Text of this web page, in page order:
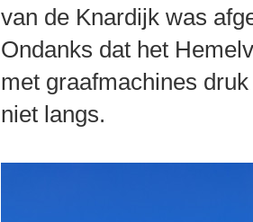
van de Knardijk was
Ondanks dat het
met graafmachines
niet langs.